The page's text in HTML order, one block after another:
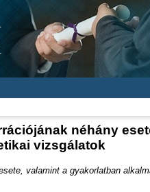
néhány
vizsgálatok
valamint a gyakorlatban